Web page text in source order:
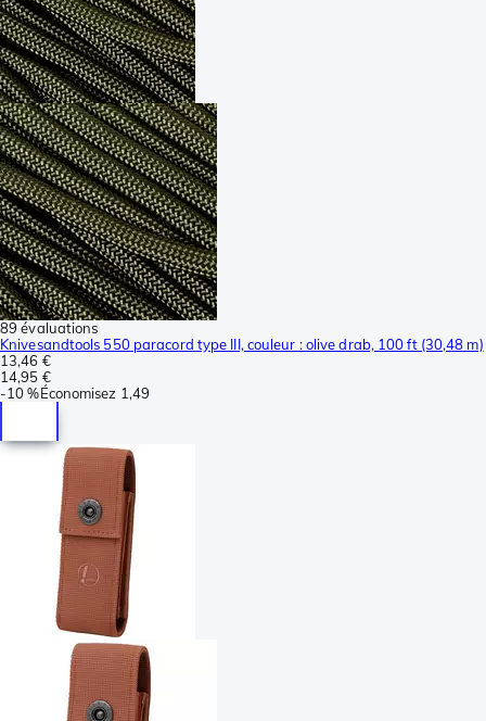
89 évaluations
Knivesandtools 550 paracord type III, couleur : olive drab, 100 ft (30,48 m)
13,46 €
14,95 €
-10 %Économisez 1,49